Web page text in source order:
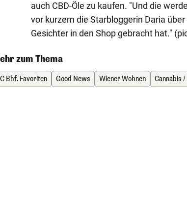
auch CBD-Öle zu kaufen. "Und die
vor kurzem die Starbloggerin Daria
Gesichter in den Shop gebracht hat."
zum Thema
Bhf. Favoriten Good News Wiener Wohnen Cannabis /